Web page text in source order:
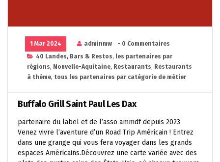
1 Mar 2024 adminmw
- 0 Commentaires
40 Landes, Bars & Restos, les partenaires par
régions, Nouvelle-Aquitaine, Restaurants, Restaurants
à thème, tous les partenaires par catégorie de métier
Buffalo Grill Saint Paul Les Dax
partenaire du label et de l’asso ammdf depuis 2023
Venez vivre l’aventure d’un Road Trip Américain ! Entrez
dans une grange qui vous fera voyager dans les grands
espaces Américains.Découvrez une carte variée avec des